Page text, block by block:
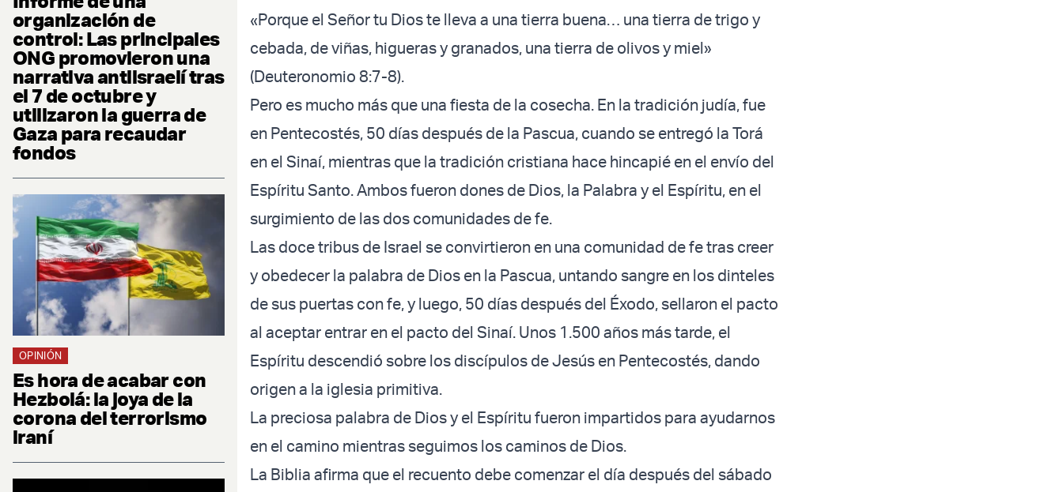
organización de
control: Las principales
ONG promovieron una
narrativa antiisraelí tras
el 7 de octubre y
utilizaron la guerra de
Gaza para recaudar
fondos
OPINIÓN
Es hora de acabar con
Hezbolá: la joya de la
corona del terrorismo
iraní
«Porque el Señor tu Dios te lleva a una tierra buena… una tierra de trigo y
cebada, de viñas, higueras y granados, una tierra de olivos y miel»
(Deuteronomio 8:7-8).
Pero es mucho más que una fiesta de la cosecha. En la tradición judía, fue
en Pentecostés, 50 días después de la Pascua, cuando se entregó la Torá
en el Sinaí, mientras que la tradición cristiana hace hincapié en el envío del
Espíritu Santo. Ambos fueron dones de Dios, la Palabra y el Espíritu, en el
surgimiento de las dos comunidades de fe.
Las doce tribus de Israel se convirtieron en una comunidad de fe tras creer
y obedecer la palabra de Dios en la Pascua, untando sangre en los dinteles
de sus puertas con fe, y luego, 50 días después del Éxodo, sellaron el pacto
al aceptar entrar en el pacto del Sinaí. Unos 1.500 años más tarde, el
Espíritu descendió sobre los discípulos de Jesús en Pentecostés, dando
origen a la iglesia primitiva.
La preciosa palabra de Dios y el Espíritu fueron impartidos para ayudarnos
en el camino mientras seguimos los caminos de Dios.
La Biblia afirma que el recuento debe comenzar el día después del sábado